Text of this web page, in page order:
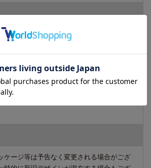
に乾くまで拭き取らないでください。
ケージ等は予告なく変更される場合がござ